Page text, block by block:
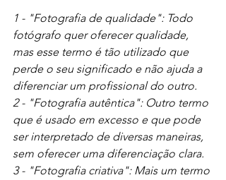
1 - "Fotografia de qualidade": Todo
fotógrafo quer oferecer qualidade,
mas esse termo é tão utilizado que
perde o seu significado e não ajuda a
diferenciar um profissional do outro.
2 - "Fotografia autêntica": Outro termo
que é usado em excesso e que pode
ser interpretado de diversas maneiras,
sem oferecer uma diferenciação clara.
3 - "Fotografia criativa": Mais um termo